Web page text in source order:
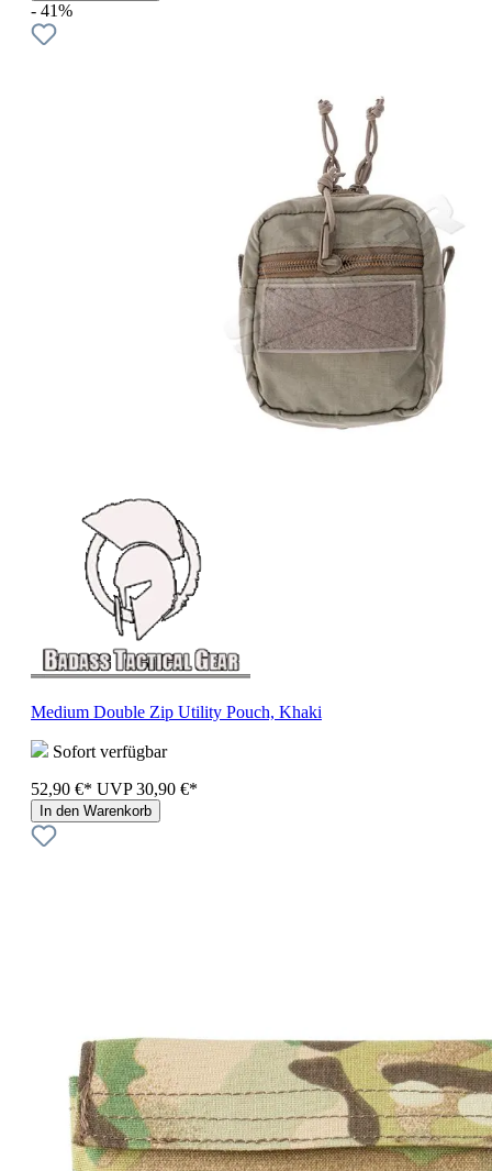
- 41%
Medium Double Zip Utility Pouch, Khaki
Sofort verfügbar
52,90 €* UVP 30,90 €*
In den Warenkorb